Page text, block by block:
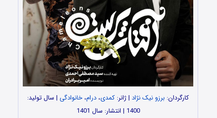
کارگردان: برزو نیک نژاد | ژانر: کمدی، درام، خانوادگی | سال تولید:
1400 | انتشار: سال 1401